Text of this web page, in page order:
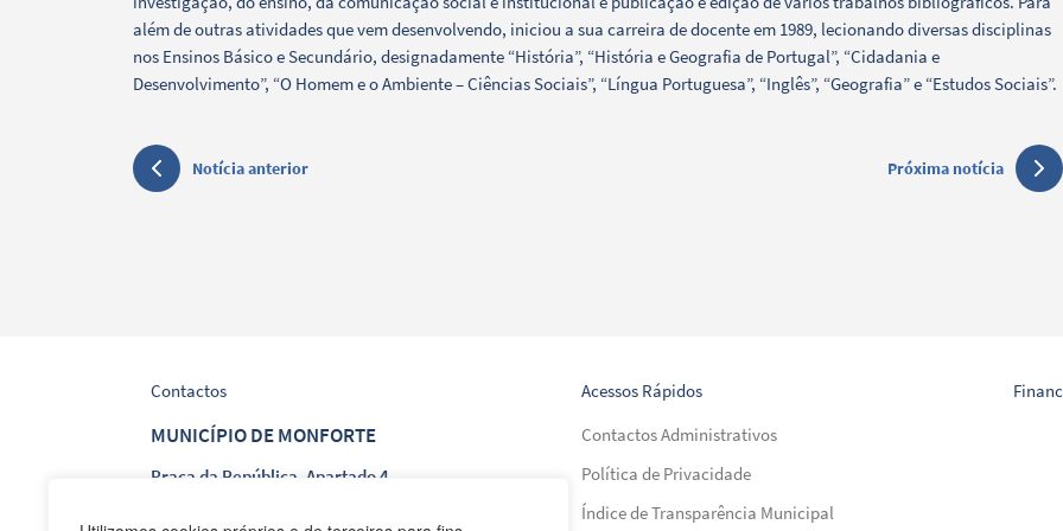
além de outras atividades que vem desenvolvendo, iniciou a sua carreira de docente em 1989, lecionando diversas disciplinas
nos Ensinos Básico e Secundário, designadamente “História”, “História e Geografia de Portugal”, “Cidadania e
Desenvolvimento”, “O Homem e o Ambiente – Ciências Sociais”, “Língua Portuguesa”, “Inglês”, “Geografia” e “Estudos Sociais”.
Notícia anterior Próxima notícia
Contactos
MUNICÍPIO DE MONFORTE
Praça da República, Apartado 4
Acessos Rápidos
Contactos Administrativos
Política de Privacidade
Índice de Transparência Municipal